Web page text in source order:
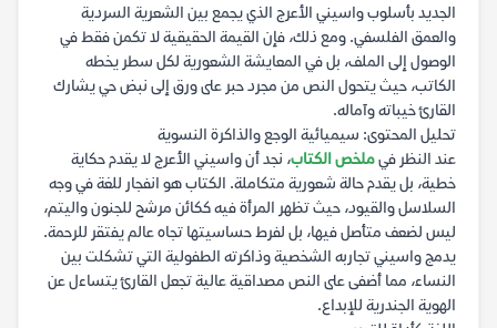
الجديد بأسلوب واسيني الأعرج الذي يجمع بين الشعرية السردية
والعمق الفلسفي. ومع ذلك، فإن القيمة الحقيقية لا تكمن فقط في
الوصول إلى الملف، بل في المعايشة الشعورية لكل سطر يخطه
الكاتب، حيث يتحول النص من مجرد حبر على ورق إلى نبض حي يشارك
القارئ خيباته وآماله.
تحليل المحتوى: سيميائية الوجع والذاكرة النسوية
عند النظر فيملخص الكتاب، نجد أن واسيني الأعرج لا يقدم حكاية
خطية، بل يقدم حالة شعورية متكاملة. الكتاب هو انفجار للغة في وجه
السلاسل والقيود، حيث تظهر المرأة فيه ككائن مرشح للجنون واليتم،
ليس لضعف متأصل فيها، بل لفرط حساسيتها تجاه عالم يفتقر للرحمة.
يدمج واسيني تجاربه الشخصية وذاكرته الطفولية التي تشكلت بين
النساء، مما أضفى على النص مصداقية عالية تجعل القارئ يتساءل عن
الهوية الجندرية للإبداع.